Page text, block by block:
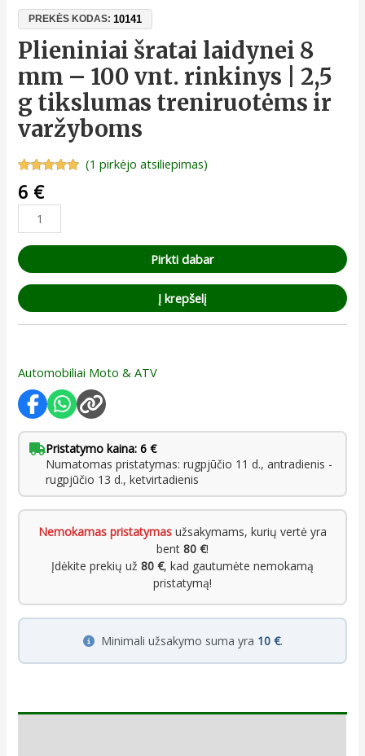
PREKĖS KODAS:10141
Plieniniai šratai laidynei 8
mm – 100 vnt. rinkinys | 2,5
g tikslumas treniruotėms ir
varžyboms
5.00iš 5
(viso
įvertinimų:
(1 pirkėjo atsiliepimas)
6 €
Pirkti dabar
Į krepšelį
Automobiliai Moto & ATV
Pristatymo kaina: 6 €
Numatomas pristatymas: rugpjūčio 11 d., antradienis -
rugpjūčio 13 d., ketvirtadienis
Nemokamas pristatymas užsakymams, kurių vertė yra
bent 80 €!
Įdėkite prekių už 80 €, kad gautumėte nemokamą
pristatymą!
Minimali užsakymo suma yra 10 €.